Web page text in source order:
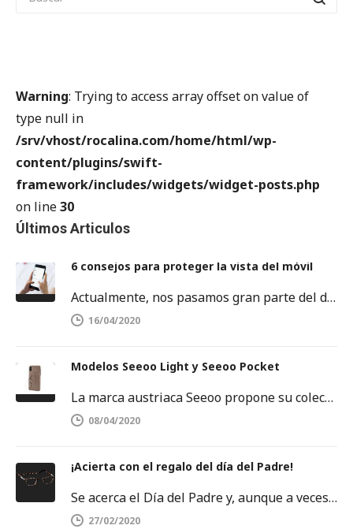
Warning: Trying to access array offset on value of
type null in
/srv/vhost/rocalina.com/home/html/wp-
content/plugins/swift-
framework/includes/widgets/widget-posts.php
on line30
Últimos Articulos
6 consejos para proteger la vista del móvil
Actualmente, nos pasamos gran parte del día delante de una pantalla. Sobre todo, frente a la pantalla del móvil o…
16/04/2020
Modelos Seeoo Light y Seeoo Pocket
La marca austriaca Seeoo propone su colección de binóculos ligeros, disponibles tanto para hombres como para mujeres. SEEOO Light para…
08/04/2020
¡Acierta con el regalo del día del Padre!
Se acerca el Día del Padre y, aunque a veces se nos agoten las ideas, no debemos rendirnos. Este es…
27/02/2020